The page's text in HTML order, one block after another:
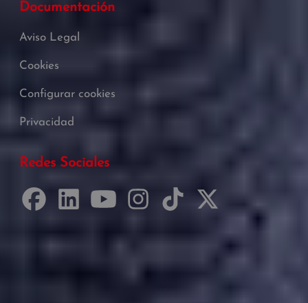
Documentación
Aviso Legal
Cookies
Configurar cookies
Privacidad
Redes Sociales